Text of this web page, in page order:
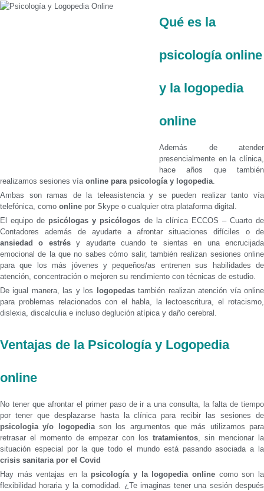
Qué es la
psicología online
y la logopedia
online
Además de atender
presencialmente en la clínica,
hace años que también
realizamos sesiones vía online para psicología y logopedia.
Ambas son ramas de la teleasistencia y se pueden realizar tanto vía
telefónica, como online por Skype o cualquier otra plataforma digital.
El equipo de psicólogas y psicólogos de la clínica ECCOS – Cuarto de
Contadores además de ayudarte a afrontar situaciones difíciles o de
ansiedad o estrésy ayudarte cuando te sientas en una encrucijada
emocional de la que no sabes cómo salir, también realizan sesiones online
para que los más jóvenes y pequeños/as entrenen sus habilidades de
atención, concentración o mejoren su rendimiento con técnicas de estudio.
De igual manera, las y los
logopedastambién realizan atención vía online
para problemas relacionados con el habla, la lectoescritura, el rotacismo,
dislexia, discalculia e incluso deglución atípica y daño cerebral.
Ventajas de la Psicología y Logopedia
online
No tener que afrontar el primer paso de ir a una consulta, la falta de tiempo
por tener que desplazarse hasta la clínica para recibir las sesiones de
psicologia y/o logopediason los argumentos que más utilizamos para
retrasar el momento de empezar con los tratamientos, sin mencionar la
situación especial por la que todo el mundo está pasando asociada a la
crisis sanitaria por el Covid
Hay más ventajas en la psicología y la logopedia online como son la
flexibilidad horaria y la comodidad. ¿Te imaginas tener una sesión después